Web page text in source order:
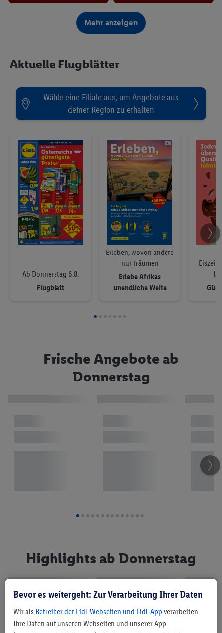
Mega Deals
Restlküche: Einfach & Schnell
Lidl Rezepte
Lidl Reisen
Traumurlaub buchen bei
Ab Do. 6.8. bis Sa. 8.8.
Ab Do. 6.8. bis Sa. 8.8.
Im Aufsteller erhältlich
Lidl Flugblatt per
WhatsApp
Mehr anzeigen
Aktuelle Flugblätter
Wähle eine Filiale aus, um Angebote aus
deiner Region zu erhalten
Ab Donnerstag 6.8.
Flugblatt
Erleben, wovon andere
nur träumen
Erlebe Afrikas
unendliche Weite
Eiszeit
Frische Angebote ab
Donnerstag
Highlights ab Donnerstag
Bevor es weitergeht: Zur Verarbeitung Ihrer Daten
Wir als Betreiber der Lidl-Webseiten und Lidl-App verarbeiten
Ihre Daten auf unseren Webseiten und unserer App